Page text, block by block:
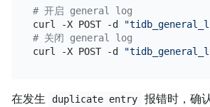
# 开启 general log
curl -X POST -d
# 关闭 general log
curl -X POST -d
在发生 duplicate entry
报错时，确